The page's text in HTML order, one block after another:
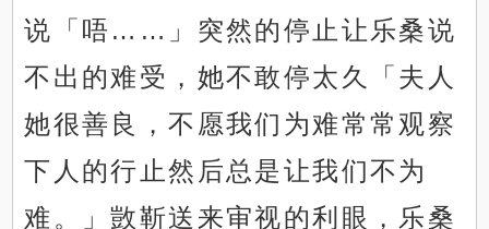
说「唔……」突然的停止让乐桑说
不出的难受，她不敢停太久「夫人
她很善良，不愿我们为难常常观察
下人的行止然后总是让我们不为
难。」敳靳送来审视的利眼，乐桑